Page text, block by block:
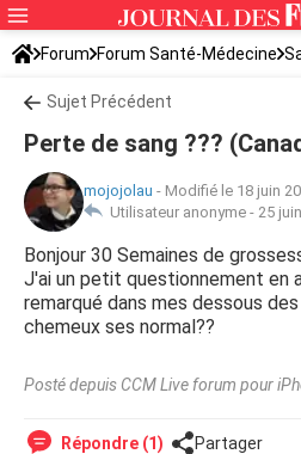
Forum Forum Santé-Médecine
Sujet Précédent
Perte de sang ???
mojojolau - Modifié le 18 juin
Utilisateur anonyme - 25
Bonjour 30 Semaines de
J'ai un petit questionnement en
remarqué dans mes dessous
chemeux ses normal??
Posté depuis CCM Live forum pour
Répondre (1) Partager